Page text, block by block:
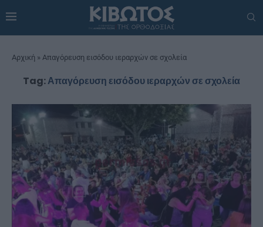
Αρχική » Απαγόρευση εισόδου ιεραρχών σε σχολεία
Tag:Απαγόρευση εισόδου ιεραρχών σε σχολεία